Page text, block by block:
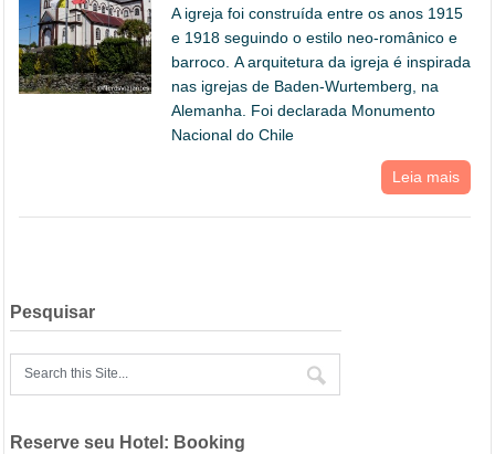
A igreja foi construída entre os anos 1915
e 1918 seguindo o estilo neo-românico e
barroco. A arquitetura da igreja é inspirada
nas igrejas de Baden-Wurtemberg, na
Alemanha. Foi declarada Monumento
Nacional do Chile
Leia mais
Pesquisar
Reserve seu Hotel: Booking